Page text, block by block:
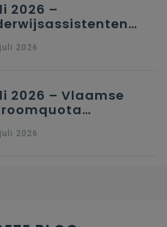
2026 –
2026
2026 – Vlaamse
RIZIV-
2026